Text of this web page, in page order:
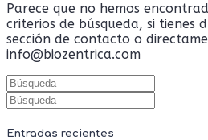
Parece que no hemos
criterios de búsqueda, si tienes
sección de contacto o
info@biozentrica.com
Entradas recientes